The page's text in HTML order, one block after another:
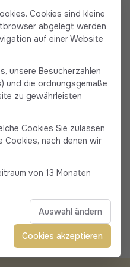
Piana, Cargese,
Ajaccio oder
nur unsere Handy-App
App installiert haben,
Ihre Buchung mit
Die sichere Online-
Ihre Fahrt in aller Ruhe
für iOS und
Cookies sind kleine
abgelegt werden
auf einer Website
unsere Besucherzahlen
und die ordnungsgemäße
zu gewährleisten
Cookies Sie zulassen
Cookies, nach denen wir
von 13 Monaten
Auswahl ändern
Cookies akzeptieren